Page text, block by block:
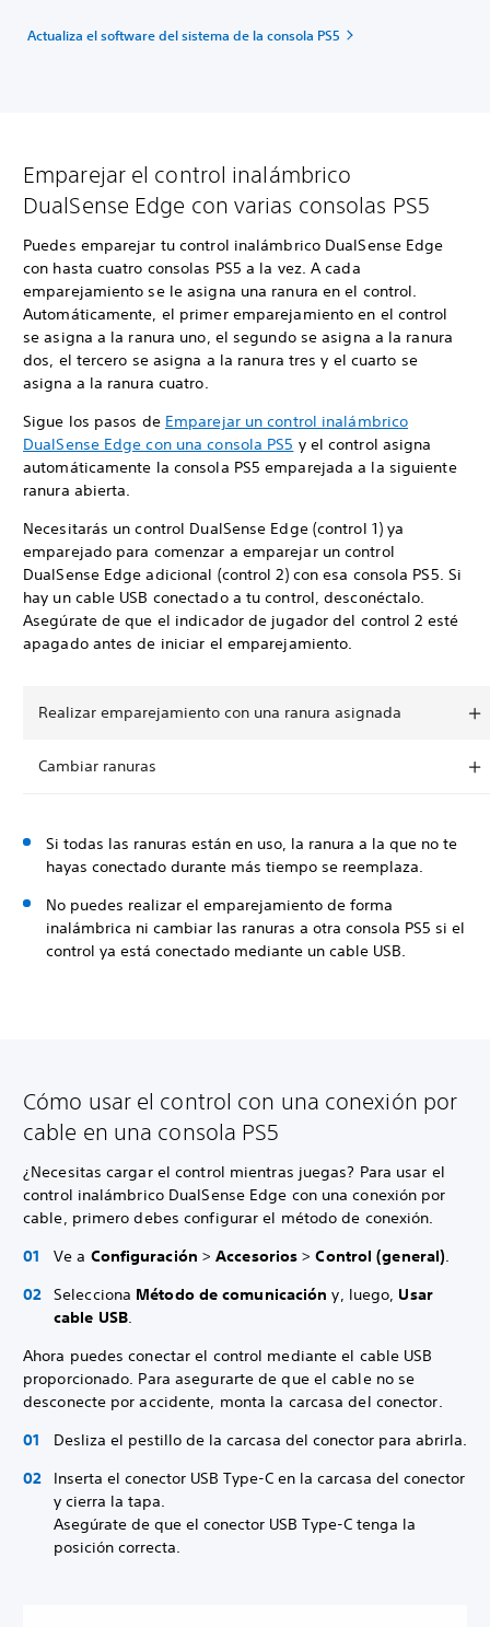
Actualiza el software del sistema de la consola PS5
Emparejar el control inalámbrico
DualSense Edge con varias consolas PS5
Puedes emparejar tu control inalámbrico DualSense Edge
con hasta cuatro consolas PS5 a la vez. A cada
emparejamiento se le asigna una ranura en el control.
Automáticamente, el primer emparejamiento en el control
se asigna a la ranura uno, el segundo se asigna a la ranura
dos, el tercero se asigna a la ranura tres y el cuarto se
asigna a la ranura cuatro.
Sigue los pasos de Emparejar un control inalámbrico
DualSense Edge con una consola PS5 y el control asigna
automáticamente la consola PS5 emparejada a la siguiente
ranura abierta.
Necesitarás un control DualSense Edge (control 1) ya
emparejado para comenzar a emparejar un control
DualSense Edge adicional (control 2) con esa consola PS5. Si
hay un cable USB conectado a tu control, desconéctalo.
Asegúrate de que el indicador de jugador del control 2 esté
apagado antes de iniciar el emparejamiento.
Realizar emparejamiento con una ranura asignada
Cambiar ranuras
Si todas las ranuras están en uso, la ranura a la que no te
hayas conectado durante más tiempo se reemplaza.
No puedes realizar el emparejamiento de forma
inalámbrica ni cambiar las ranuras a otra consola PS5 si el
control ya está conectado mediante un cable USB.
Cómo usar el control con una conexión por
cable en una consola PS5
¿Necesitas cargar el control mientras juegas? Para usar el
control inalámbrico DualSense Edge con una conexión por
cable, primero debes configurar el método de conexión.
Ve a Configuración > Accesorios > Control (general).
Selecciona Método de comunicación y, luego, Usar
cable USB.
Ahora puedes conectar el control mediante el cable USB
proporcionado. Para asegurarte de que el cable no se
desconecte por accidente, monta la carcasa del conector.
Desliza el pestillo de la carcasa del conector para abrirla.
Inserta el conector USB Type-C en la carcasa del conector
y cierra la tapa.
Asegúrate de que el conector USB Type-C tenga la
posición correcta.